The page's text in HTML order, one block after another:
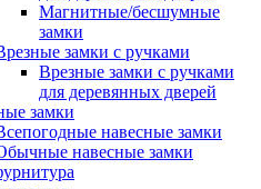
Магнитные/бесшумные
замки
замки с ручками
Врезные замки с ручками
для деревянных дверей
замки
навесные замки
навесные замки